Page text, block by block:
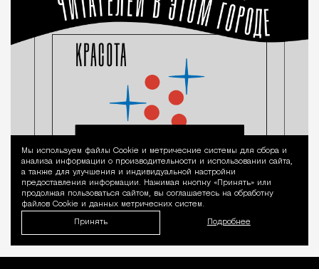
Уведомление
Мы используем файлы Сookie и метрические системы для сбора и
анализа информации о производительности и использовании сайта,
а также для улучшения и индивидуальной настройки
предоставления информации. Нажимая кнопку «Принять» или
продолжая пользоваться сайтом, вы соглашаетесь на обработку
файлов Cookie и данных метрических систем.
Принять Подробнее